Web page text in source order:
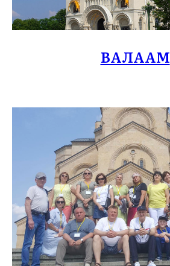
ВАЛААМ